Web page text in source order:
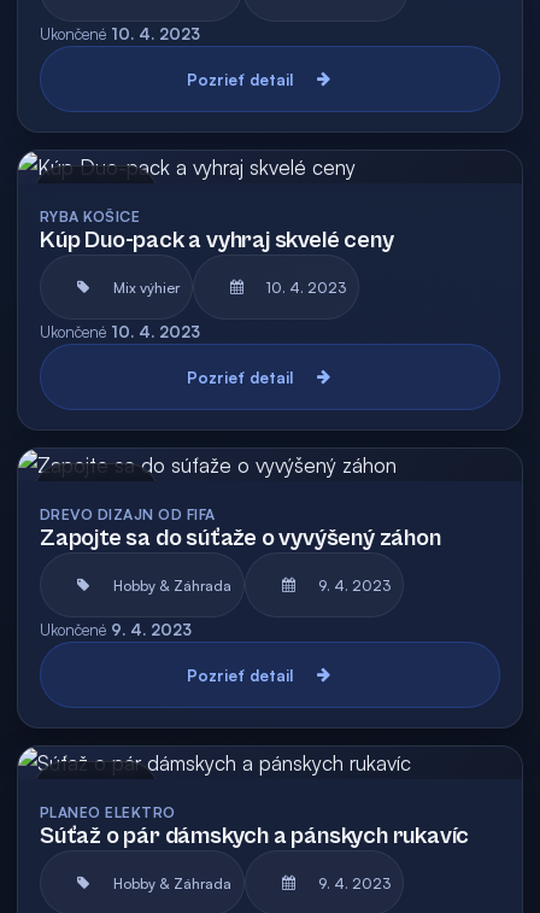
Ukončené 10. 4. 2023
Pozrieť detail
RYBA KOŠICE
Kúp Duo-pack a vyhraj skvelé ceny
Mix výhier 10. 4. 2023
Ukončené 10. 4. 2023
Pozrieť detail
DREVO DIZAJN OD FIFA
Zapojte sa do súťaže o vyvýšený záhon
Hobby & Záhrada 9. 4. 2023
Ukončené 9. 4. 2023
Pozrieť detail
PLANEO ELEKTRO
Súťaž o pár dámskych a pánskych rukavíc
Hobby & Záhrada 9. 4. 2023